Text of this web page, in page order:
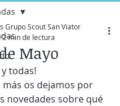
Mayo
Grupo Scout San Viator
2 min de lectura
todas!
más os dejamos por
novedades sobre qué